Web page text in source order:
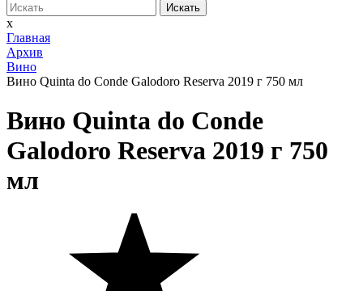
Искать
x
Главная
Архив
Вино
Вино Quinta do Conde Galodoro Reserva 2019 г 750 мл
Вино Quinta do Conde
Galodoro Reserva 2019 г 750
мл